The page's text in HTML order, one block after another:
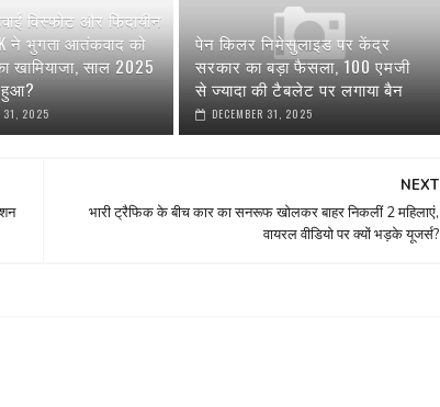
विस्फोट और फिदायीन
ने भुगता आतंकवाद को
खामियाजा, साल 2025
हुआ?
31, 2025
पेन किलर निमेसुलाइड पर केंद्र
सरकार का बड़ा फैसला, 100 एमजी
से ज्यादा की टैबलेट पर लगाया बैन
DECEMBER 31, 2025
NEXT
भारी ट्रैफिक के बीच कार का सनरूफ खोलकर बाहर निकलीं 2 महिलाएं,
वायरल वीडियो पर क्यों भड़के यूजर्स?